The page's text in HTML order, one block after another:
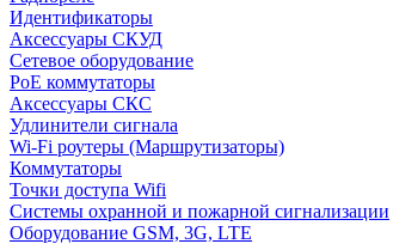
Идентификаторы
Аксессуары СКУД
Сетевое оборудование
PoE коммутаторы
Аксессуары СКС
Удлинители сигнала
Wi-Fi роутеры (Маршрутизаторы)
Коммутаторы
Точки доступа Wifi
Системы охранной и пожарной сигнализации
Оборудование GSM, 3G, LTE